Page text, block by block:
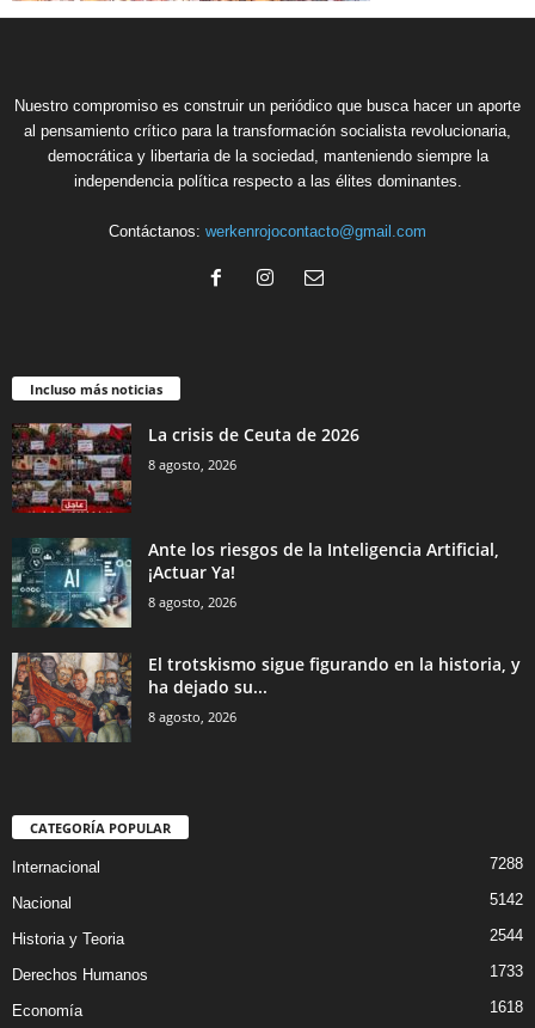
Nuestro compromiso es construir un periódico que busca hacer un aporte
al pensamiento crítico para la transformación socialista revolucionaria,
democrática y libertaria de la sociedad, manteniendo siempre la
independencia política respecto a las élites dominantes.
Contáctanos: werkenrojocontacto@gmail.com
Incluso más noticias
La crisis de Ceuta de 2026
8 agosto, 2026
Ante los riesgos de la Inteligencia Artificial,
¡Actuar Ya!
8 agosto, 2026
El trotskismo sigue figurando en la historia, y
ha dejado su...
8 agosto, 2026
CATEGORÍA POPULAR
Internacional 7288
Nacional 5142
Historia y Teoria 2544
Derechos Humanos 1733
Economía 1618